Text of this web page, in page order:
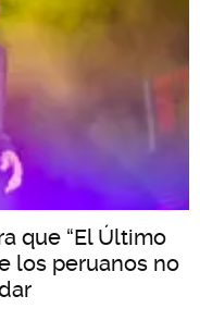
que “El Último
los peruanos no